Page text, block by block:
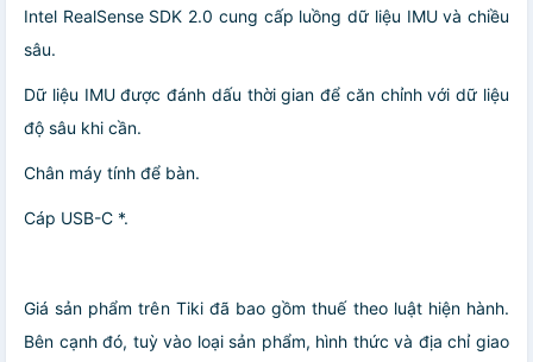
Intel RealSense SDK 2.0 cung cấp luồng dữ liệu IMU và chiều
sâu.
Dữ liệu IMU được đánh dấu thời gian để căn chỉnh với dữ liệu
độ sâu khi cần.
Chân máy tính để bàn.
Cáp USB-C *.
Giá sản phẩm trên Tiki đã bao gồm thuế theo luật hiện hành.
Bên cạnh đó, tuỳ vào loại sản phẩm, hình thức và địa chỉ giao